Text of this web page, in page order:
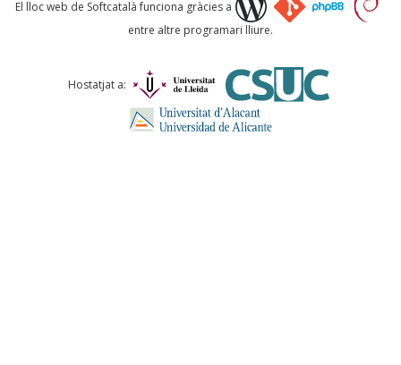
Comentari *
El lloc web de Softcatalà funciona gràcies a
entre altre programari lliure.
Hostatjat a: